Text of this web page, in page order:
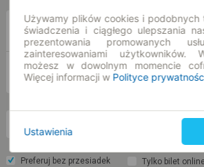
Z
DO
nd. 9 sie.
Preferuj bez przesiadek Tylko bilet
Używamy plików cookies i podobnych
świadczenia i ciągłego ulepszania
prezentowania promowanych
zainteresowaniami użytkowników.
możesz w dowolnym momencie
Więcej informacji w Polityce
Ustawienia